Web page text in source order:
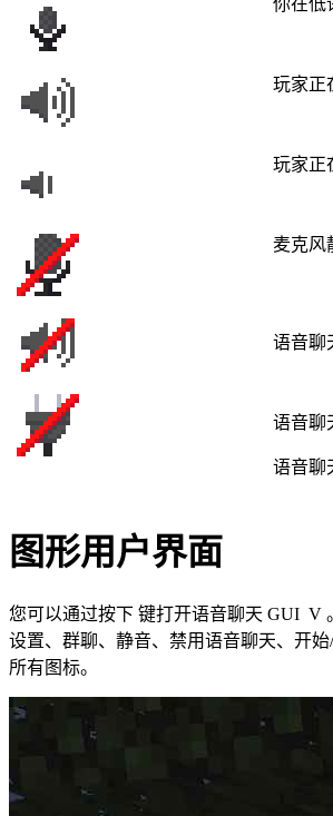
玩家正
玩家正
麦克风
语音聊
语音聊
语音聊
图形用户界面
您可以通过按下 键打开语音聊天 GUI V
设置、群聊、静音、禁用语音聊天、开
所有图标。